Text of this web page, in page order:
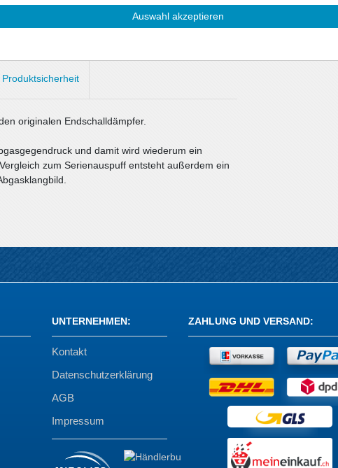
originalen Endschalldämpfer.
und damit wird wiederum ein
zum Serienauspuff entsteht außerdem ein
UNTERNEHMEN:
Kontakt
Datenschutzerklärung
AGB
Impressum
ZAHLUNG UND VERSAND:
Auswahl akzeptieren